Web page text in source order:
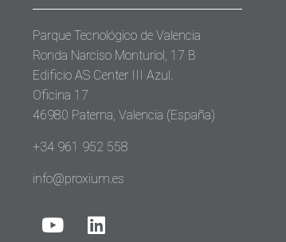
Parque Tecnológico de Valencia
Ronda Narciso Monturiol, 17 B
Edificio AS Center III Azul.
Oficina 17
46980 Paterna, Valencia (España)
+34 961 952 558
info@proxium.es